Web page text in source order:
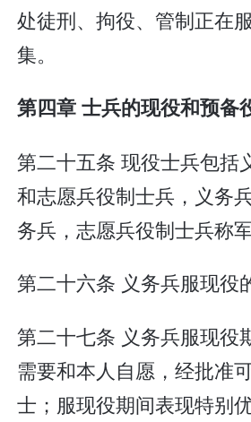
处徒刑、拘役、管制正在
集。
第四章 士兵的现役和预备
第二十五条 现役士兵包括
和志愿兵役制士兵，义务
务兵，志愿兵役制士兵称军
第二十六条 义务兵服现役
第二十七条 义务兵服现役
需要和本人自愿，经批准
士；服现役期间表现特别